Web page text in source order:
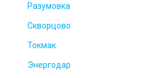
Разумовка
Скворцово
Токмак
Энергодар